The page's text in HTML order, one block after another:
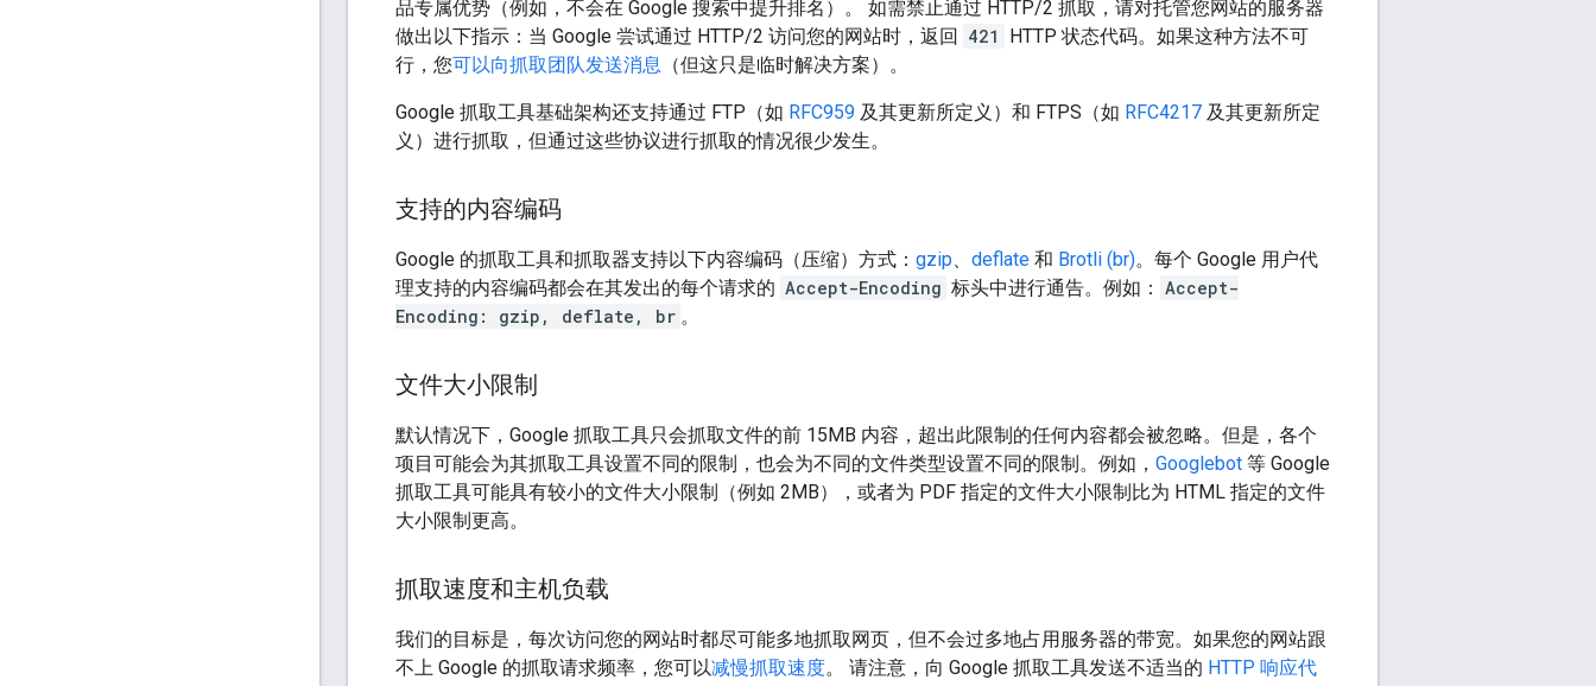
品专属优势（例如，不会在 Google 搜索中提升排名）。 如需禁止通过 HTTP/2 抓取，请对托管您网站的服务器
做出以下指示：当 Google 尝试通过 HTTP/2 访问您的网站时，返回 421
HTTP 状态代码。如果这种方法不可
行，您可以向抓取团队发送消息 （但这只是临时解决方案）。
Google 抓取工具基础架构还支持通过 FTP（如 RFC959 及其更新所定义）和 FTPS（如 RFC4217 及其更新所定
义）进行抓取，但通过这些协议进行抓取的情况很少发生。
支持的内容编码
Google 的抓取工具和抓取器支持以下内容编码（压缩）方式： gzip、 deflate 和 Brotli (br)。每个 Google 用户代
理支持的内容编码都会在其发出的每个请求的 Accept-Encoding 标头中进行通告。例如： Accept-
Encoding: gzip, deflate, br 。
文件大小限制
默认情况下，Google 抓取工具只会抓取文件的前 15MB 内容，超出此限制的任何内容都会被忽略。但是，各个
项目可能会为其抓取工具设置不同的限制，也会为不同的文件类型设置不同的限制。例如， Googlebot 等 Google
抓取工具可能具有较小的文件大小限制（例如 2MB），或者为 PDF 指定的文件大小限制比为 HTML 指定的文件
大小限制更高。
抓取速度和主机负载
我们的目标是，每次访问您的网站时都尽可能多地抓取网页，但不会过多地占用服务器的带宽。如果您的网站跟
不上 Google 的抓取请求频率，您可以减慢抓取速度。 请注意，向 Google 抓取工具发送不适当的 HTTP 响应代